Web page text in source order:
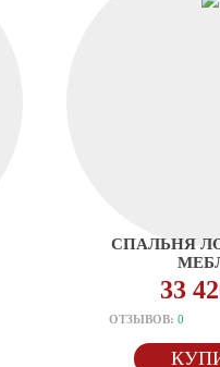
СПАЛЬНЯ
33
ОТЗЫВОВ: 0